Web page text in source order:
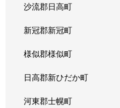
沙流郡日高町
新冠郡新冠町
様似郡様似町
日高郡新ひだか町
河東郡士幌町